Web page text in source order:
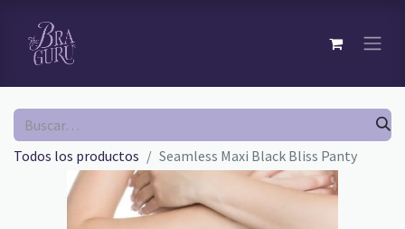
Todos los productos Seamless Maxi Black Bliss Panty